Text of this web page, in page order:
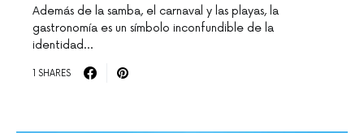
Además de la samba, el carnaval y las playas, la
gastronomía es un símbolo inconfundible de la
identidad…
1 SHARES